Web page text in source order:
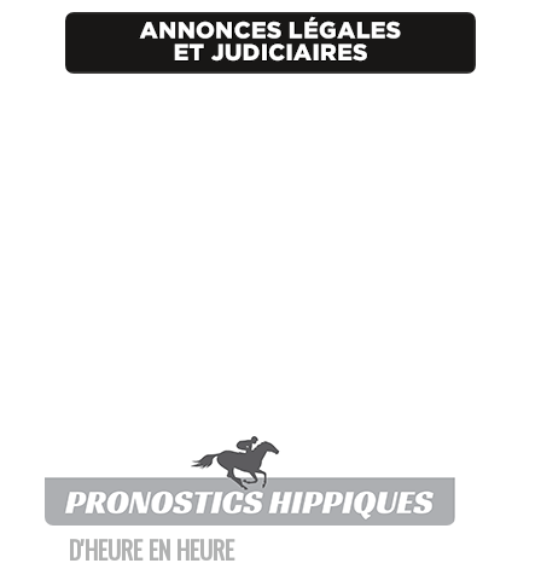
D'HEURE EN HEURE